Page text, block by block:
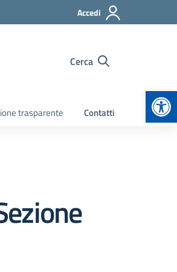
Accedi
Cerca
trasparente Contatti